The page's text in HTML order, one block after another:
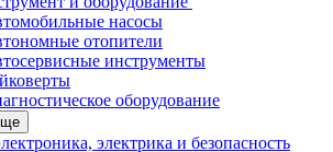
насосы
отопители
инструменты
оборудование